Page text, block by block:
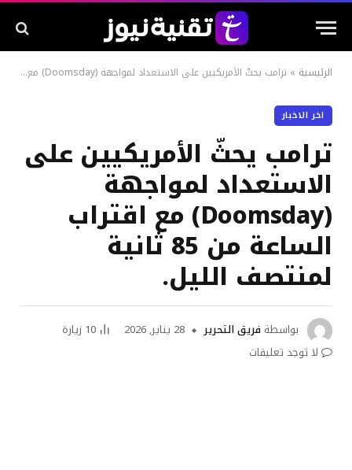
الرئيسية » ترامب يحثّ الأمريكيين على الاستعداد لمواجهة (Doomsday) مع اقتراب الساعة من 85 ثانية لمنتصف الليل.
اخر الاخبار
ترامب يحثّ الأمريكيين على
الاستعداد لمواجهة
(Doomsday) مع اقتراب
الساعة من 85 ثانية
لمنتصف الليل.
بواسطة فريق التحرير 28 يناير, 2026 10 زيارة
لا توجد تعليقات